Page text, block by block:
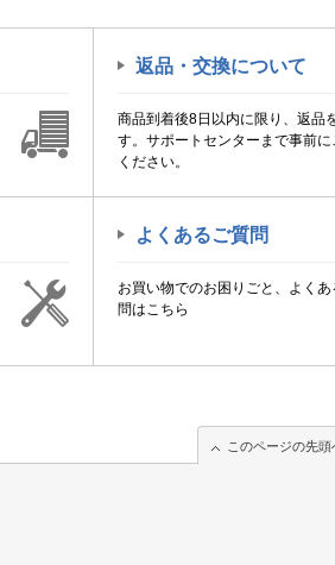
返品・交換について
商品到着後8日以内に限り、返品
す。サポートセンターまで事前に
ください。
よくあるご質問
お買い物でのお困りごと、よくあ
問はこちら
このページの先頭
このページの先頭